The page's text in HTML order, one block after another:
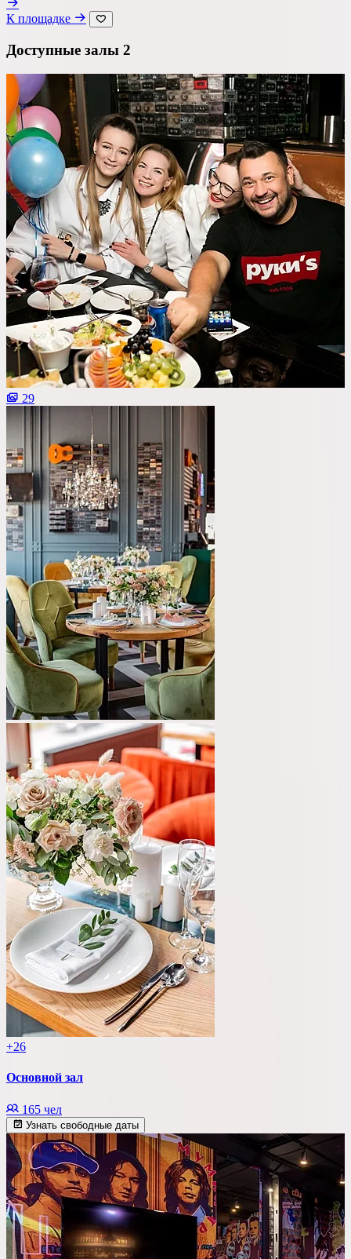
Бюджет на персону
—
Важные условия
Танцпол
Со сценой
Со своим алкоголем
С живой музыкой
С панорамным видом
С детской комнатой
С шоу программой
Своя парковка
Показать площадок
К площадке
Доступные залы 2
29
+26
Основной зал
165 чел
Узнать свободные даты